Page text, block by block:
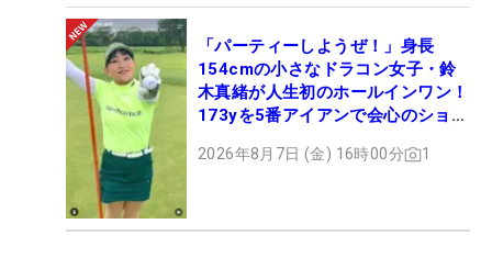
「パーティーしようぜ！」身長
154cmの小さなドラコン女子・鈴
木真緒が人生初のホールインワン！
173yを5番アイアンで会心のショッ
2026年8月7日 (金) 16時00分 1